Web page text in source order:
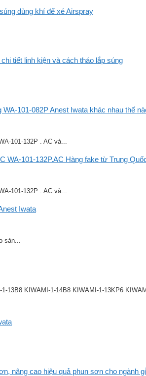
dùng khí để xé Airspray
tiết linh kiện và cách tháo lắp súng
101-082P Anest Iwata khác nhau thế
101-132P . AC và...
WA-101-132P.AC Hàng fake từ Trung
101-132P . AC và...
Iwata
sản...
KIWAMI-1-14B8 KIWAMI-1-13KP6
nâng cao hiệu quả phun sơn cho ngành